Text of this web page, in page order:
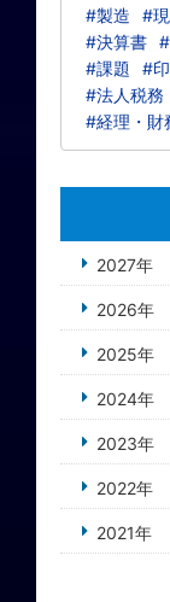
#製造
#
#決算書
#課題
#
#法人税務
#経理・財
2027年
2026年
2025年
2024年
2023年
2022年
2021年